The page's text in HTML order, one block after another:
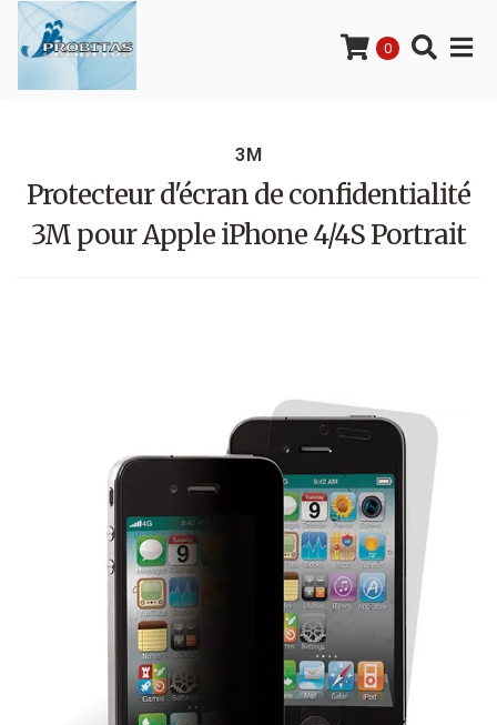
0
3M
Protecteur d'écran de confidentialité
3M pour Apple iPhone 4/4S Portrait